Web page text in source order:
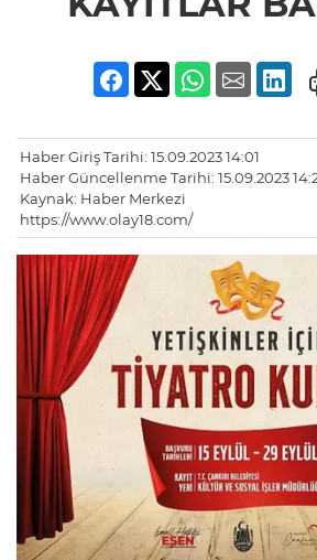
Haber Giriş Tarihi: 15.09.2023 14:01
Haber Güncellenme Tarihi: 15.09.2023
Kaynak: Haber Merkezi
https://www.olay18.com/